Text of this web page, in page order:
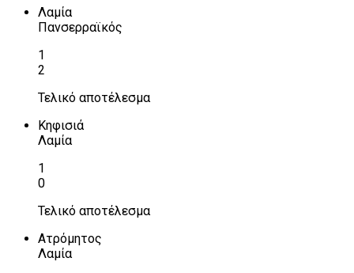
Λαμία
Πανσερραϊκός
1
2
Τελικό αποτέλεσμα
Κηφισιά
Λαμία
1
0
Τελικό αποτέλεσμα
Ατρόμητος
Λαμία